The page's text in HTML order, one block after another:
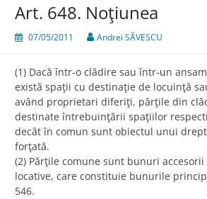
Art. 648. Noţiunea
07/05/2011 Andrei SĂVESCU
(1) Dacă într-o clădire sau într-un
există spaţii cu destinaţie de locuinţă
având proprietari diferiţi, părţile din
destinate întrebuinţării spaţiilor
decât în comun sunt obiectul unui
forţată.
(2) Părţile comune sunt bunuri
locative, care constituie bunurile
546.